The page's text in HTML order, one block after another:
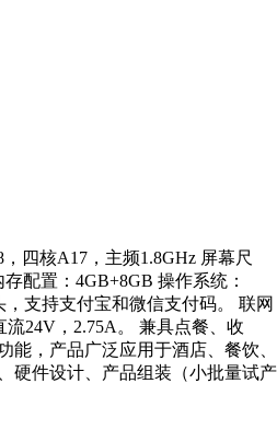
四核A17，主频1.8GHz 屏幕尺
配置：4GB+8GB 操作系统：
支持支付宝和微信支付码。 联网
24V，2.75A。 兼具点餐、收
能，产品广泛应用于酒店、餐饮、
硬件设计、产品组装（小批量试产